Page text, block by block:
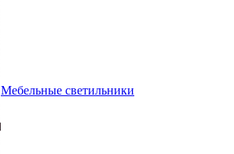
Мебельные светильники